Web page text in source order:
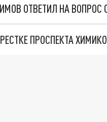
ОТВЕТИЛ НА ВОПРОС